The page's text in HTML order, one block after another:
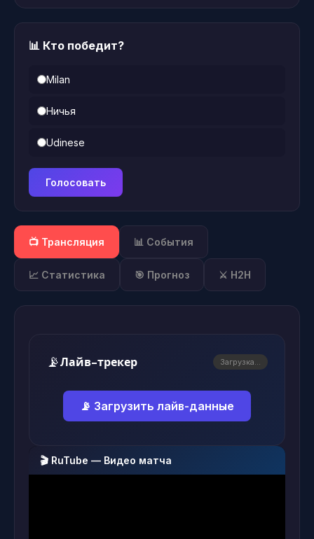
📊 Кто победит?
Milan
Ничья
Udinese
Голосовать
📺 Трансляция 📊 События
📈 Статистика 🎯 Прогноз ⚔️ H2H
📡Лайв-трекер Загрузка...
📡 Загрузить лайв-данные
🎬 RuTube — Видео матча